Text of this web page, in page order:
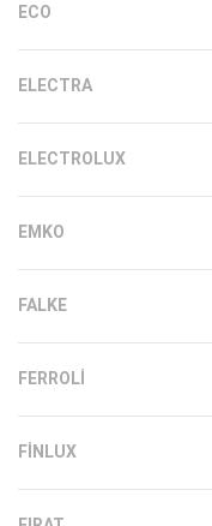
ECO
ELECTRA
ELECTROLUX
EMKO
FALKE
FERROLI
FINLUX